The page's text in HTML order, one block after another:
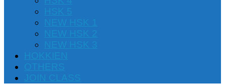
HSK 5
NEW HSK 1
NEW HSK 2
NEW HSK 3
HOKKIEN
OTHERS
JOIN CLASS